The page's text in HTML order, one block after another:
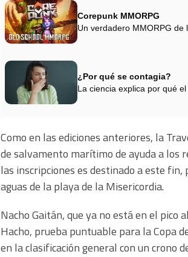
Corepunk MMORPG
Un verdadero MMORPG de
¿Por qué se contagia?
La ciencia explica por qué
Como en las ediciones anteriores, la
de salvamento marítimo de ayuda a los
las inscripciones es destinado a este
aguas de la playa de la Misericordia.
Nacho Gaitán, que ya no está en el
Hacho, prueba puntuable para la Copa
en la clasificación general con un crono